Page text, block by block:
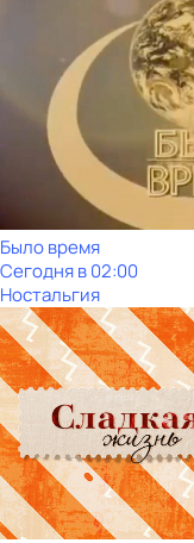
Было время
Сегодня в 02:00
Ностальгия